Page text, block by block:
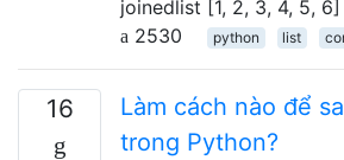
joinedlist [1, 2, 3, 4, 5, 6]
2530
python list
16
Làm cách nào để
trong Python?